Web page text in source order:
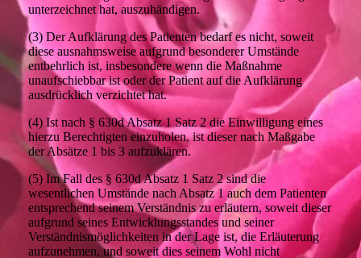
unterzeichnet hat, auszuhändigen.
(3) Der Aufklärung des Patienten bedarf es nicht, soweit
diese ausnahmsweise aufgrund besonderer Umstände
entbehrlich ist, insbesondere wenn die Maßnahme
unaufschiebbar ist oder der Patient auf die Aufklärung
ausdrücklich verzichtet hat.
(4) Ist nach § 630d Absatz 1 Satz 2 die Einwilligung eines
hierzu Berechtigten einzuholen, ist dieser nach Maßgabe
der Absätze 1 bis 3 aufzuklären.
(5) Im Fall des § 630d Absatz 1 Satz 2 sind die
wesentlichen Umstände nach Absatz 1 auch dem Patienten
entsprechend seinem Verständnis zu erläutern, soweit dieser
aufgrund seines Entwicklungsstandes und seiner
Verständnismöglichkeiten in der Lage ist, die Erläuterung
aufzunehmen, und soweit dies seinem Wohl nicht